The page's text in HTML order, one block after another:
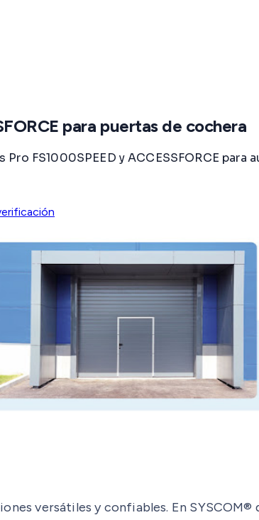
para puertas de cochera
FS1000SPEED y ACCESSFORCE
versátiles y confiables. En